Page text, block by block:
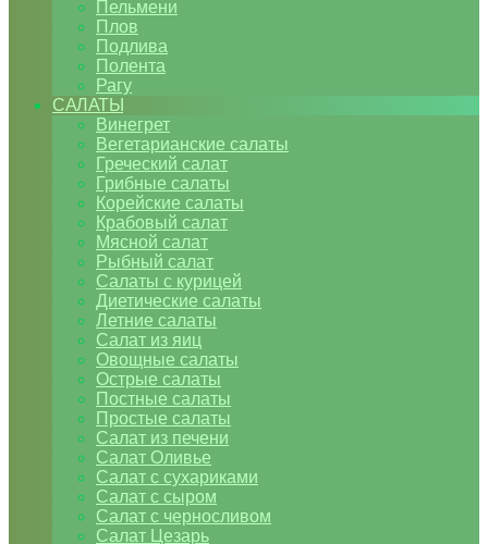
Пельмени
Плов
Подлива
Полента
Рагу
САЛАТЫ
Винегрет
Вегетарианские салаты
Греческий салат
Грибные салаты
Корейские салаты
Крабовый салат
Мясной салат
Рыбный салат
Салаты с курицей
Диетические салаты
Летние салаты
Салат из яиц
Овощные салаты
Острые салаты
Постные салаты
Простые салаты
Салат из печени
Салат Оливье
Салат с сухариками
Салат с сыром
Салат с черносливом
Салат Цезарь